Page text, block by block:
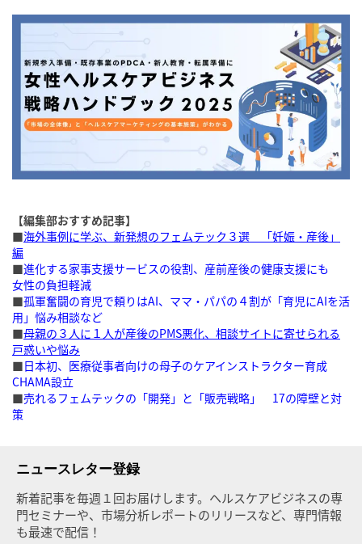
【編集部おすすめ記事】
■海外事例に学ぶ、新発想のフェムテック３選 「妊娠・産後」
編
■進化する家事支援サービスの役割、産前産後の健康支援にも
女性の負担軽減
■孤軍奮闘の育児で頼りはAI、ママ・パパの４割が「育児にAIを活
用」悩み相談など
■母親の３人に１人が産後のPMS悪化、相談サイトに寄せられる
戸惑いや悩み
■日本初、医療従事者向けの母子のケアインストラクター育成
CHAMA設立
■売れるフェムテックの「開発」と「販売戦略」 17の障壁と対
策
ニュースレター登録
新着記事を毎週１回お届けします。ヘルスケアビジネスの専
門セミナーや、市場分析レポートのリリースなど、専門情報
も最速で配信！